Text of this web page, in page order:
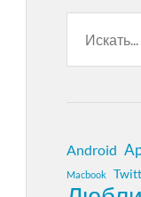
Android
Macbook